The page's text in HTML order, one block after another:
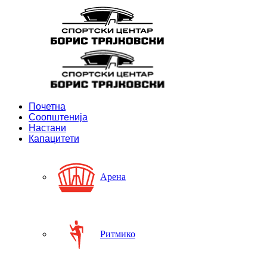
Почетна
Соопштенија
Настани
Капацитети
Арена
Ритмико